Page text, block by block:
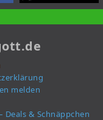
melden
Deals & Schnäppchen